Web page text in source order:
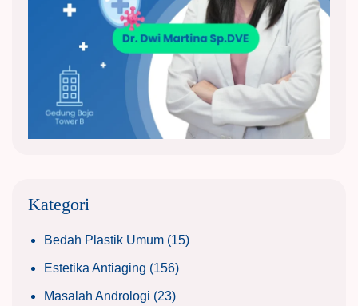
Kategori
Bedah Plastik Umum (15)
Estetika Antiaging (156)
Masalah Andrologi (23)